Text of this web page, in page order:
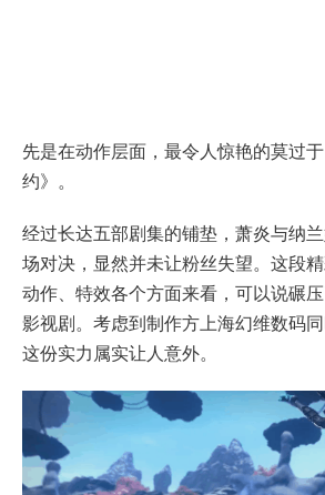
先是在动作层面，最令人惊艳的莫过
约》。
经过长达五部剧集的铺垫，萧炎与纳
场对决，显然并未让粉丝失望。这段精
动作、特效各个方面来看，可以说碾
影视剧。考虑到制作方上海幻维数码
这份实力属实让人意外。